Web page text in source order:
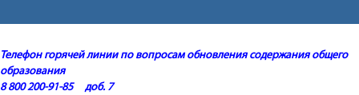
Телефон горячей линии по вопросам обновления содержания общего
образования
8 800 200-91-85 доб. 7